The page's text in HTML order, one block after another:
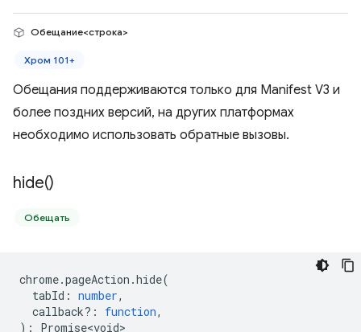
Обещание<строка>
Хром 101+
Обещания поддерживаются только для Manifest V3 и
более поздних версий, на других платформах
необходимо использовать обратные вызовы.
hide()
Обещать
chrome.pageAction .hide(
tabId : number,
callback? : function,
) : Promise<void>